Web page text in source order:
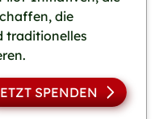
die
traditionelles
SPENDEN